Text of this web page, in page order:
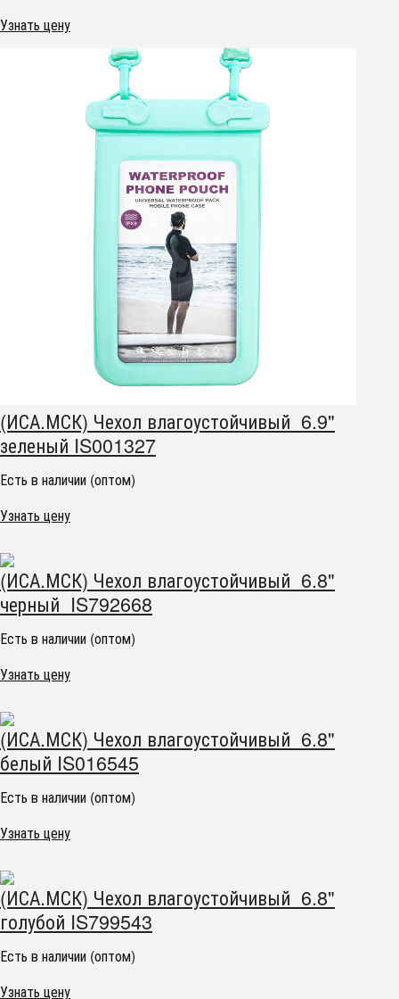
Узнать цену
(ИСА.МСК) Чехол влагоустойчивый 6.9"
зеленый IS001327
Есть в наличии (оптом)
Узнать цену
(ИСА.МСК) Чехол влагоустойчивый 6.8"
черный IS792668
Есть в наличии (оптом)
Узнать цену
(ИСА.МСК) Чехол влагоустойчивый 6.8"
белый IS016545
Есть в наличии (оптом)
Узнать цену
(ИСА.МСК) Чехол влагоустойчивый 6.8"
голубой IS799543
Есть в наличии (оптом)
Узнать цену